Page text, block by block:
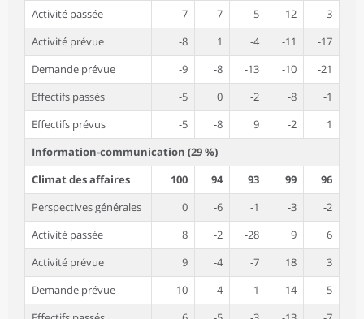
Activité passée -7 -7 -5 -12
-3
Activité prévue
-8 1 -4 -11
-17
Demande prévue
-9 -8 -13 -10
-21
Effectifs passés
-5 0 -2 -8
-1
Effectifs prévus
-5 -8 9 -2
1
Information-communication (29 %)
Climat des affaires
100 94 93 99
96
Perspectives générales
0 -6 -1 -3
-2
Activité passée
8 -2 -28 9
6
Activité prévue
9 -4 -7 18
3
Demande prévue
10 4 -1 14
5